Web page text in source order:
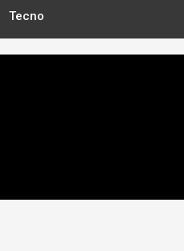
Tecno